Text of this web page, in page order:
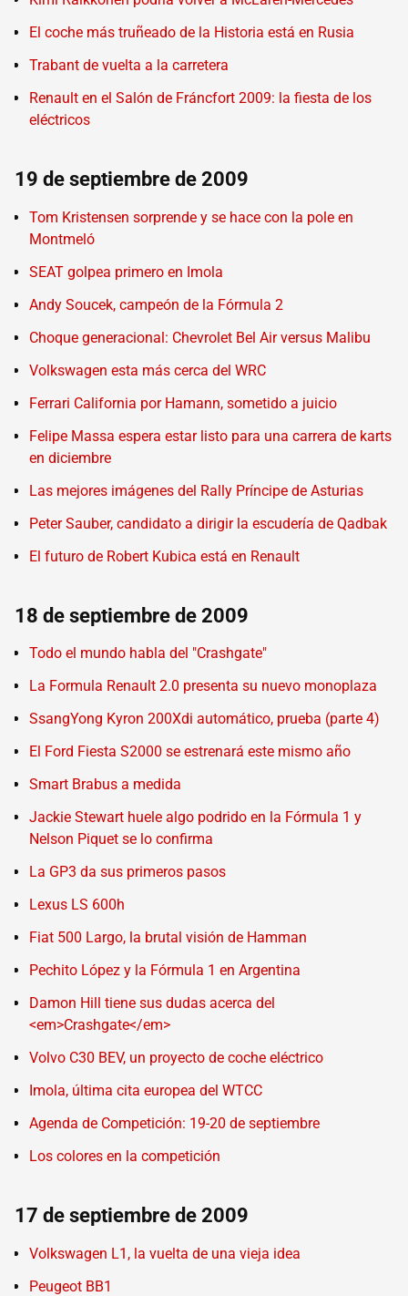
El coche más truñeado de la Historia está en Rusia
Trabant de vuelta a la carretera
Renault en el Salón de Fráncfort 2009: la fiesta de los
eléctricos
19 de septiembre de 2009
Tom Kristensen sorprende y se hace con la pole en
Montmeló
SEAT golpea primero en Imola
Andy Soucek, campeón de la Fórmula 2
Choque generacional: Chevrolet Bel Air versus Malibu
Volkswagen esta más cerca del WRC
Ferrari California por Hamann, sometido a juicio
Felipe Massa espera estar listo para una carrera de karts
en diciembre
Las mejores imágenes del Rally Príncipe de Asturias
Peter Sauber, candidato a dirigir la escudería de Qadbak
El futuro de Robert Kubica está en Renault
18 de septiembre de 2009
Todo el mundo habla del "Crashgate"
La Formula Renault 2.0 presenta su nuevo monoplaza
SsangYong Kyron 200Xdi automático, prueba (parte 4)
El Ford Fiesta S2000 se estrenará este mismo año
Smart Brabus a medida
Jackie Stewart huele algo podrido en la Fórmula 1 y
Nelson Piquet se lo confirma
La GP3 da sus primeros pasos
Lexus LS 600h
Fiat 500 Largo, la brutal visión de Hamman
Pechito López y la Fórmula 1 en Argentina
Damon Hill tiene sus dudas acerca del
<em>Crashgate</em>
Volvo C30 BEV, un proyecto de coche eléctrico
Imola, última cita europea del WTCC
Agenda de Competición: 19-20 de septiembre
Los colores en la competición
17 de septiembre de 2009
Volkswagen L1, la vuelta de una vieja idea
Peugeot BB1